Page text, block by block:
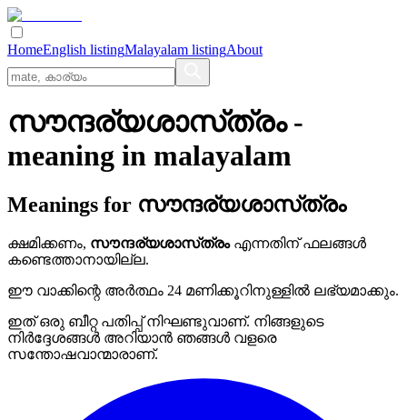
HomeEnglish listingMalayalam listingAbout
സൗന്ദര്യശാസ്‌ത്രം-
meaning in malayalam
Meanings for സൗന്ദര്യശാസ്‌ത്രം
ക്ഷമിക്കണം, സൗന്ദര്യശാസ്‌ത്രംഎന്നതിന് ഫലങ്ങൾ
കണ്ടെത്താനായില്ല.
ഈ വാക്കിന്റെ അർത്ഥം 24 മണിക്കൂറിനുള്ളിൽ ലഭ്യമാക്കും.
ഇത് ഒരു ബീറ്റ പതിപ്പ് നിഘണ്ടുവാണ്. നിങ്ങളുടെ
നിർദ്ദേശങ്ങൾ അറിയാൻ ഞങ്ങൾ വളരെ
സന്തോഷവാന്മാരാണ്.